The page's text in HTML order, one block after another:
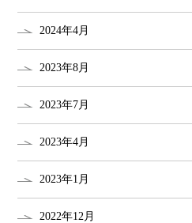
2024年4月
2023年8月
2023年7月
2023年4月
2023年1月
2022年12月